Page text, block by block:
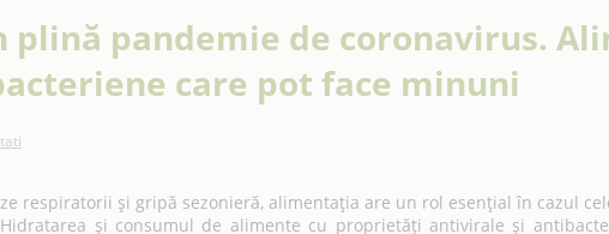
plină pandemie de coronavirus.
care pot face minuni
respiratorii şi gripă sezonieră, alimentaţia are un rol esenţial în cazul
şi consumul de alimente cu proprietăţi antivirale şi